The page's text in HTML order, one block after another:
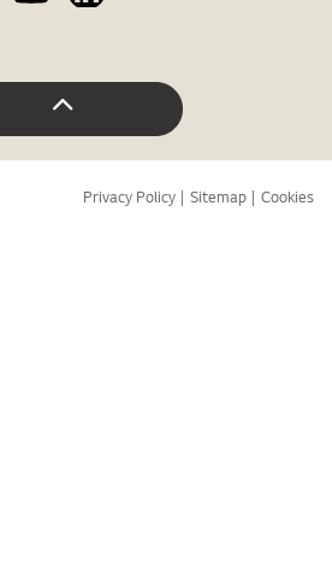
Privacy Policy Sitemap Cookies